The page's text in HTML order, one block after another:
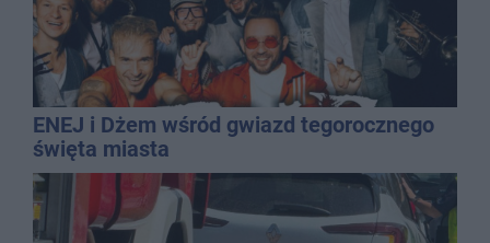
ENEJ i Dżem wśród gwiazd tegorocznego
święta miasta